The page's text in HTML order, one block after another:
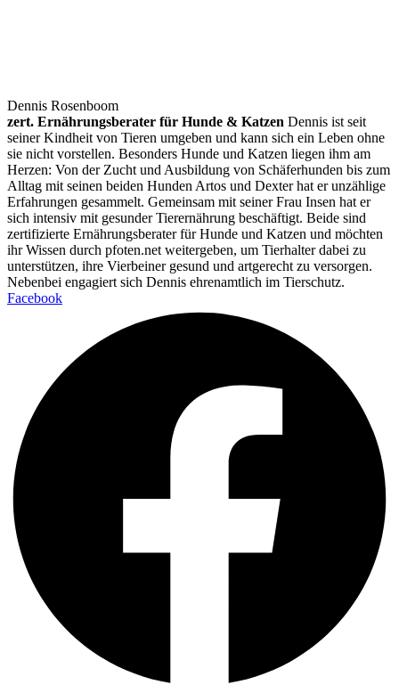
Dennis Rosenboom
zert. Ernährungsberater für Hunde & Katzen Dennis ist seit
seiner Kindheit von Tieren umgeben und kann sich ein Leben ohne
sie nicht vorstellen. Besonders Hunde und Katzen liegen ihm am
Herzen: Von der Zucht und Ausbildung von Schäferhunden bis zum
Alltag mit seinen beiden Hunden Artos und Dexter hat er unzählige
Erfahrungen gesammelt. Gemeinsam mit seiner Frau Insen hat er
sich intensiv mit gesunder Tierernährung beschäftigt. Beide sind
zertifizierte Ernährungsberater für Hunde und Katzen und möchten
ihr Wissen durch pfoten.net weitergeben, um Tierhalter dabei zu
unterstützen, ihre Vierbeiner gesund und artgerecht zu versorgen.
Nebenbei engagiert sich Dennis ehrenamtlich im Tierschutz.
Facebook